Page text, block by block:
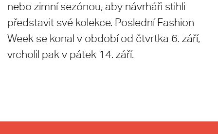
nebo zimní sezónou, aby návrháři stihli
představit své kolekce. Poslední Fashion
Week se konal v období od čtvrtka 6. září,
vrcholil pak v pátek 14. září.